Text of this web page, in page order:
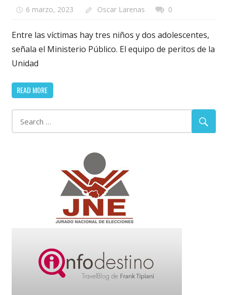
6 marzo, 2023 Oscar Larenas 0
Entre las víctimas hay tres niños y dos adolescentes,
señala el Ministerio Público. El equipo de peritos de la
Unidad
READ MORE